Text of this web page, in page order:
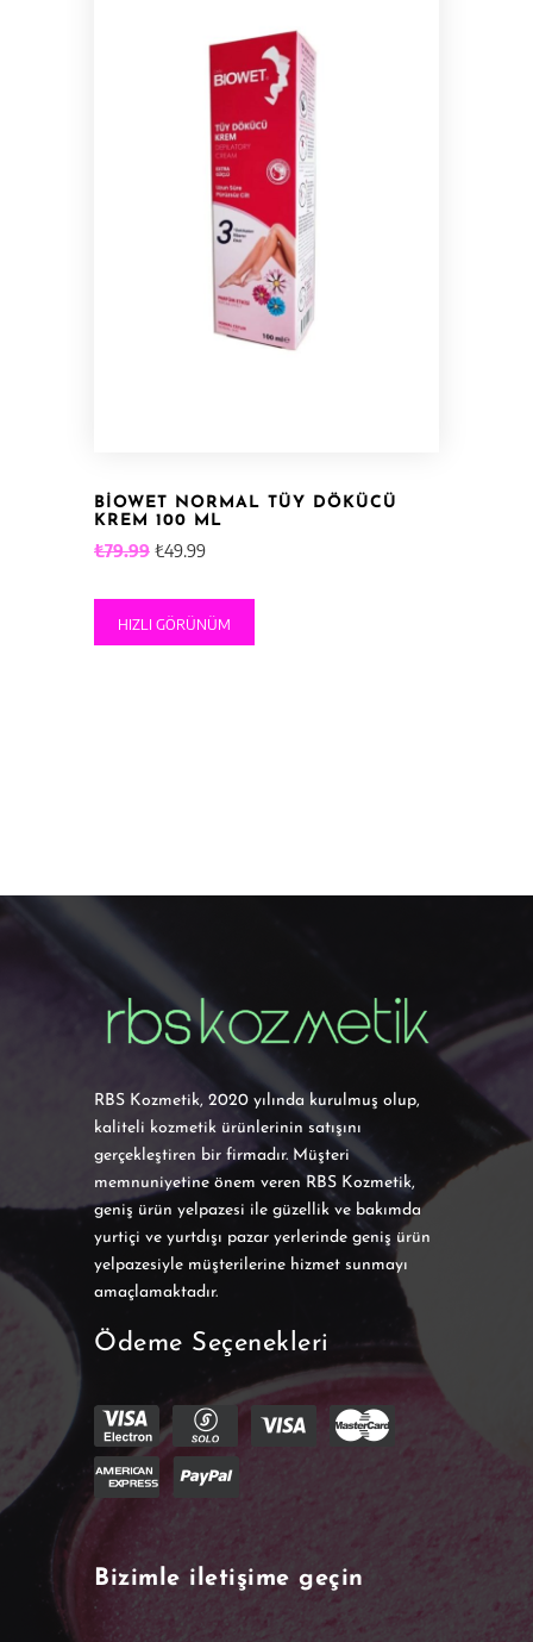
BİOWET NORMAL TÜY DÖKÜCÜ
KREM 100 ML
₺79.99 Orijinal
₺49.99Şu
HIZLI GÖRÜNÜM
RBS Kozmetik, 2020 yılında kurulmuş olup,
kaliteli kozmetik ürünlerinin satışını
gerçekleştiren bir firmadır. Müşteri
memnuniyetine önem veren RBS Kozmetik,
geniş ürün yelpazesi ile güzellik ve bakımda
yurtiçi ve yurtdışı pazar yerlerinde geniş ürün
yelpazesiyle müşterilerine hizmet sunmayı
amaçlamaktadır.
Ödeme Seçenekleri
Bizimle iletişime geçin